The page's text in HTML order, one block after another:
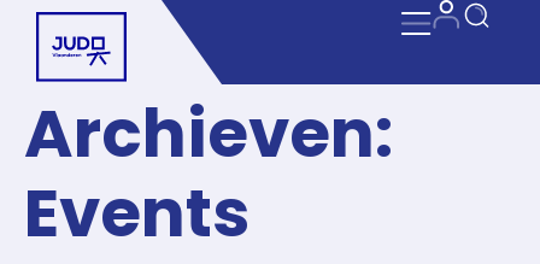
Archieven:
Events